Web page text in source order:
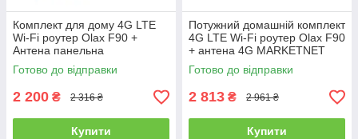
Комплект для дому 4G LTE
Wi-Fi роутер Olax F90 +
Антена панельна
MARKETNET MIMO T800 2 х
18 dBi
Готово до відправки
2 200 ₴ 2 316 ₴
Купити
Потужний домашній комплект
4G LTE Wi-Fi роутер Olax F90
+ антена 4G MARKETNET
Maxi MIMO Мілітарі 2 х 22 dBi
Готово до відправки
2 813 ₴ 2 961 ₴
Купити